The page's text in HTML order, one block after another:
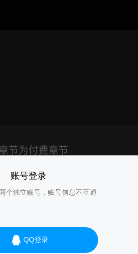
账号登录
个独立账号，账号信息不互通
QQ登录